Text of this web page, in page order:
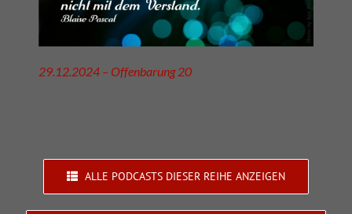
29.12.2024 – Offenbarung 20
ALLE PODCASTS DIESER REIHE ANZEIGEN